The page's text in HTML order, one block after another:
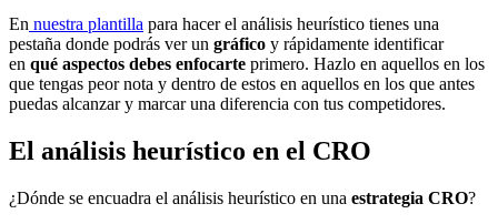
En nuestra plantilla para hacer el análisis heurístico tienes una
pestaña donde podrás ver un gráfico y rápidamente identificar
en qué aspectos debes enfocarte primero. Hazlo en aquellos en los
que tengas peor nota y dentro de estos en aquellos en los que antes
puedas alcanzar y marcar una diferencia con tus competidores.
El análisis heurístico en el CRO
¿Dónde se encuadra el análisis heurístico en una estrategia CRO?